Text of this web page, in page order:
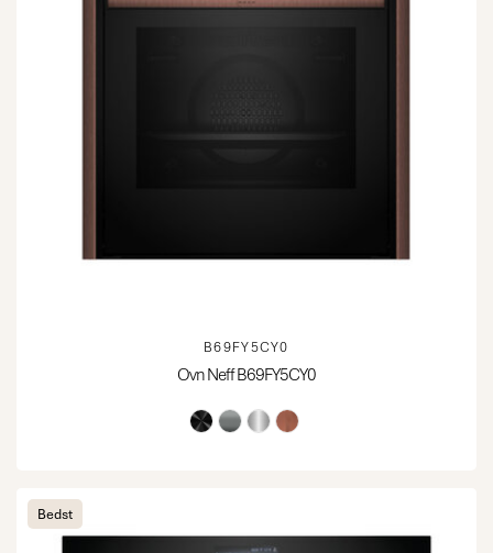
B69FY5CY0
Ovn Neff B69FY5CY0
Bedst